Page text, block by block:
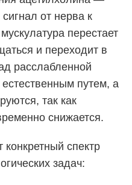
от нерва к
перестает
и переходит в
расслабленной
путем, а
так как
снижается.
спектр
задач: